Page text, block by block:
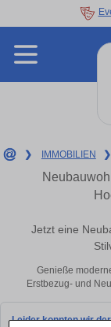
❯ IMMOBILIEN ❯
Jetzt eine
Genieße
Erstbezug- und
Leider konnten wir